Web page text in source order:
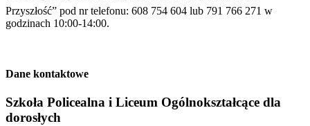
Przyszłość” pod nr telefonu: 608 754 604 lub 791 766 271 w
godzinach 10:00-14:00.
Dane kontaktowe
Szkoła Policealna i Liceum Ogólnokształcące dla
dorosłych